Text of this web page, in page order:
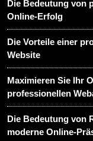
Die Bedeutung von
Online-Erfolg
Die Vorteile einer
Website
Maximieren Sie Ihr
professionellen
Die Bedeutung von
moderne Online-